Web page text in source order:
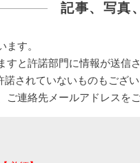
記事、写真
ます。
すと許諾部門に情報が送信
諾されていないものもござ
ご連絡先メールアドレスを